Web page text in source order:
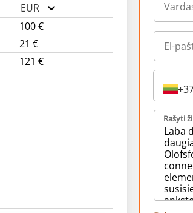
EUR
100 €
21 €
121 €
Rašyti